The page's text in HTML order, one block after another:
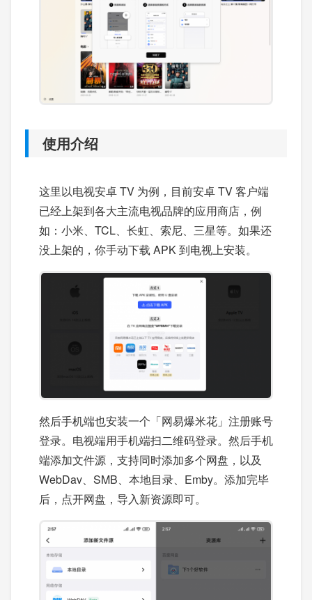
使用介绍
这里以电视安卓 TV 为例，目前安卓 TV 客户端
已经上架到各大主流电视品牌的应用商店，例
如：小米、TCL、长虹、索尼、三星等。如果还
没上架的，你手动下载 APK 到电视上安装。
然后手机端也安装一个「网易爆米花」注册账号
登录。电视端用手机端扫二维码登录。然后手机
端添加文件源，支持同时添加多个网盘，以及
WebDav、SMB、本地目录、Emby。添加完毕
后，点开网盘，导入新资源即可。